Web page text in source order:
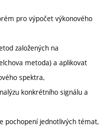
pro výpočet výkonového
založených na
metoda) a aplikovat
spektra,
konkrétního signálu a
pochopení jednotlivých témat,